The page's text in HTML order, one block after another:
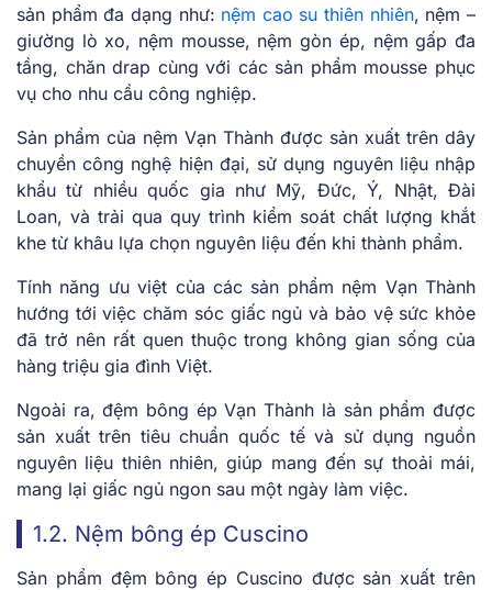
sản phẩm đa dạng như: nệm cao su thiên nhiên, nệm –
giường lò xo, nệm mousse, nệm gòn ép, nệm gấp đa
tầng, chăn drap cùng với các sản phẩm mousse phục
vụ cho nhu cầu công nghiệp.
Sản phẩm của nệm Vạn Thành được sản xuất trên dây
chuyền công nghệ hiện đại, sử dụng nguyên liệu nhập
khẩu từ nhiều quốc gia như Mỹ, Đức, Ý, Nhật, Đài
Loan, và trải qua quy trình kiểm soát chất lượng khắt
khe từ khâu lựa chọn nguyên liệu đến khi thành phẩm.
Tính năng ưu việt của các sản phẩm nệm Vạn Thành
hướng tới việc chăm sóc giấc ngủ và bảo vệ sức khỏe
đã trở nên rất quen thuộc trong không gian sống của
hàng triệu gia đình Việt.
Ngoài ra, đệm bông ép Vạn Thành là sản phẩm được
sản xuất trên tiêu chuẩn quốc tế và sử dụng nguồn
nguyên liệu thiên nhiên, giúp mang đến sự thoải mái,
mang lại giấc ngủ ngon sau một ngày làm việc.
1.2. Nệm bông ép Cuscino
Sản phẩm đệm bông ép Cuscino được sản xuất trên